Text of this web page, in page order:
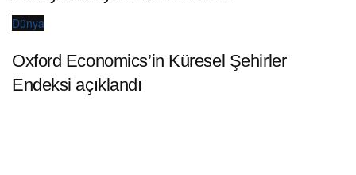
Dünya
Oxford Economics’in Küresel Şehirler
Endeksi açıklandı